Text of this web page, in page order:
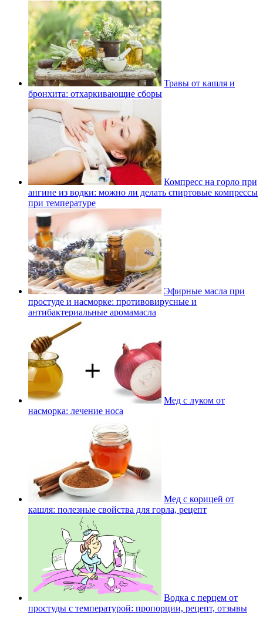
Травы от кашля и
бронхита: отхаркивающие сборы
Компресс на горло при
ангине из водки: можно ли делать спиртовые компрессы
при температуре
Эфирные масла при
простуде и насморке: противовирусные и
антибактериальные аромамасла
Мед с луком от
насморка: лечение носа
Мед с корицей от
кашля: полезные свойства для горла, рецепт
Водка с перцем от
простуды с температурой: пропорции, рецепт, отзывы